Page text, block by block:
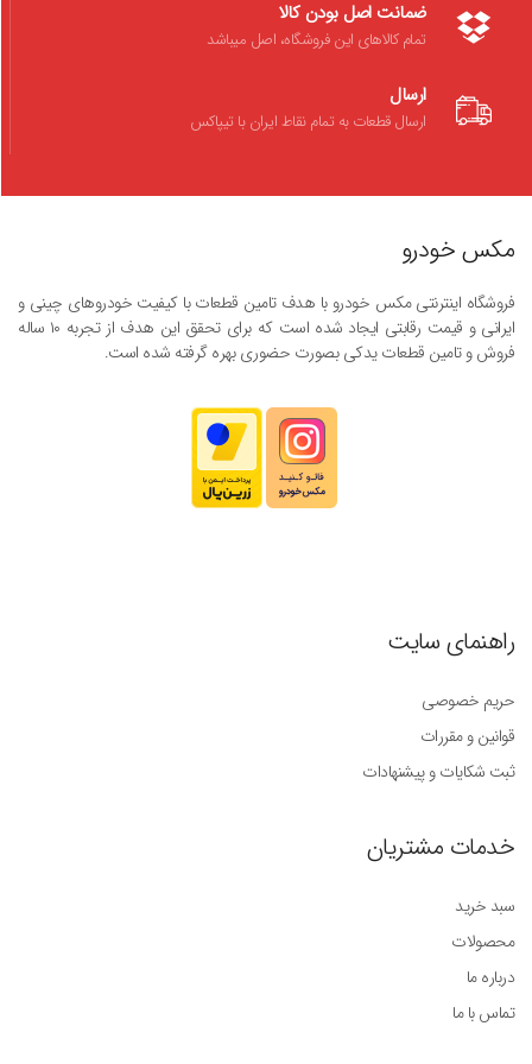
ضمانت اصل بودن کالا
تمام کالاهای این فروشگاه، اصل میباشد
ارسال
ارسال قطعات به تمام نقاط ایران با تیپاکس
مکس خودرو
فروشگاه اینترنتی مکس خودرو با هدف تامین قطعات با کیفیت خودروهای چینی و
ایرانی و قیمت رقابتی ایجاد شده است که برای تحقق این هدف از تجربه ۱۰ ساله
فروش و تامین قطعات یدکی بصورت حضوری بهره گرفته شده است.
راهنمای سایت
حریم خصوصی
قوانین و مقررات
ثبت شکایات و پیشنهادات
خدمات مشتریان
سبد خرید
محصولات
درباره ما
تماس با ما